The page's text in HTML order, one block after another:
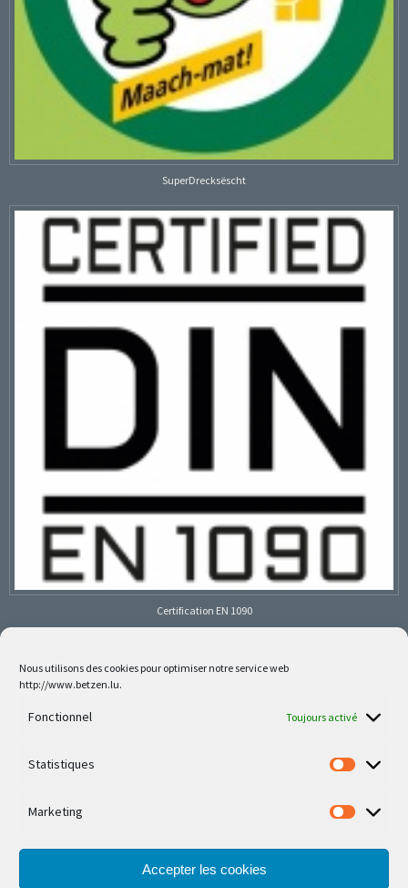
Nous utilisons des cookies pour optimiser notre service web
http://www.betzen.lu.
Fonctionnel Toujours activé
Statistiques
Marketing
Accepter les cookies
SuperDrecksëscht
Certification EN 1090
Follow us on social media